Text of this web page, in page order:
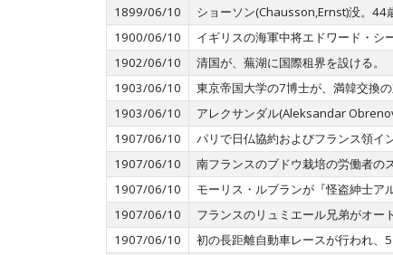
1899/06/10
ショーソン(Chausson,Ernst)没。44
1900/06/10
イギリスの海軍中将エドワード・シ
1902/06/10
清国が、蕪湖に国際租界を設ける。
1903/06/10
東京帝国大学の7博士が、満韓交換
1903/06/10
アレクサンダル(Aleksandar
1907/06/10
パリで日仏協約およびフランス領イ
1907/06/10
南フランスのブドウ栽培の労働者の
1907/06/10
モーリス・ルブランが『怪盗紳士ア
1907/06/10
フランスのリュミエール兄弟がオー
1907/06/10
初の長距離自動車レースが行われ、